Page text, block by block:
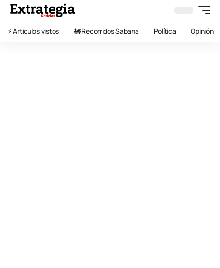
⚡️ Artículos vistos 🚂 Recorridos Sabana Política Opinión